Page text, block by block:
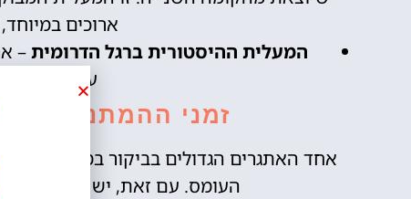
ארוכים
המעלית ההיסטורית ברגל הדרומית–
עובדי
זמני ההמתנה
אחד האתגרים הגדולים בביקור במגדל
העומס. עם זאת, יש כמה